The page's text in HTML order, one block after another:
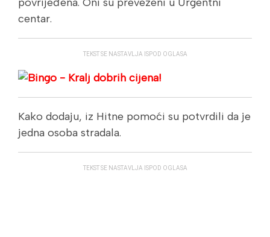
centar.
TEKST SE NASTAVLJA ISPOD OGLASA
Kako dodaju, iz Hitne pomoći su potvrdili da je
jedna osoba stradala.
TEKST SE NASTAVLJA ISPOD OGLASA